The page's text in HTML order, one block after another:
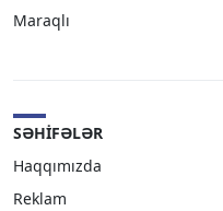
Maraqlı
SƏHIFƏLƏR
Haqqımızda
Reklam